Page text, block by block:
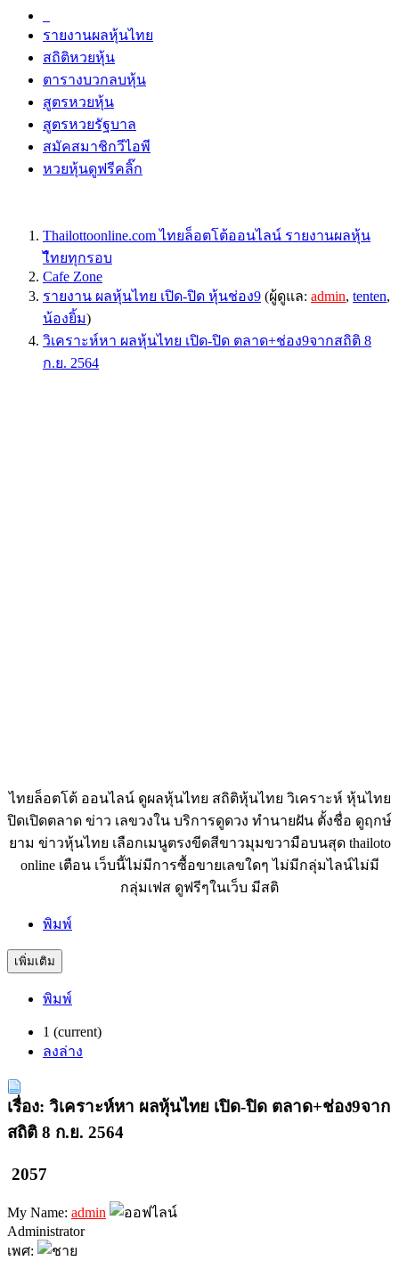
รายงานผลหุ้นไทย
สถิติหวยหุ้น
ตารางบวกลบหุ้น
สูตรหวยหุ้น
สูตรหวยรัฐบาล
สมัคสมาชิกวีไอพี
หวยหุ้นดูฟรีคลิ๊ก
Thailottoonline.com ไทยล็อตโต้ออนไลน์ รายงานผลหุ้น
ไืทยทุกรอบ
Cafe Zone
รายงาน ผลหุ้นไทย เปิด-ปิด หุ้นช่อง9 (ผู้ดูแล: admin, tenten,
น้องยิ้ม)
วิเคราะห์หา ผลหุ้นไทย เปิด-ปิด ตลาด+ช่อง9จากสถิติ 8
ก.ย. 2564
ไทยล็อตโต้ ออนไลน์ ดูผลหุ้นไทย สถิติหุ้นไทย วิเคราะห์ หุ้นไทย
ปิดเปิดตลาด ข่าว เลขวงใน บริการดูดวง ทำนายฝัน ตั้งชื่อ ดูฤกษ์
ยาม ข่าวหุ้นไทย เลือกเมนูตรงขีดสีขาวมุมขวามือบนสุด thailoto
online เตือน เว็บนี้ไม่มีการซื้อขายเลขใดๆ ไม่มีกลุ่มไลน์ไม่มี
กลุ่มเฟส ดูฟรีๆในเว็บ มีสติ
พิมพ์
เพิ่มเติม
พิมพ์
1 (current)
ลงล่าง
เรื่อง: วิเคราะห์หา ผลหุ้นไทย เปิด-ปิด ตลาด+ช่อง9จาก
สถิติ 8 ก.ย. 2564
2057
My Name: admin
Administrator
เพศ: